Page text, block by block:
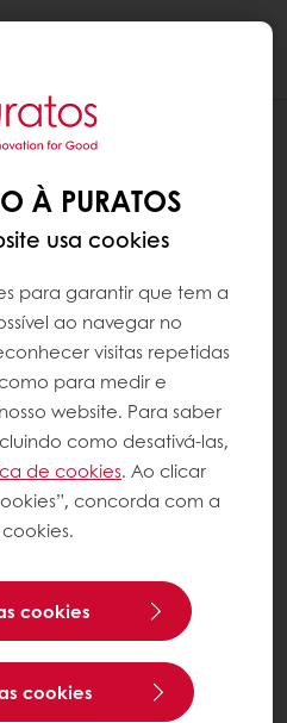
À PURATOS
usa cookies
para garantir que tem a
ao navegar no
visitas repetidas
para medir e
website. Para saber
como desativá-las,
de cookies. Ao clicar
concorda com a
cookies
cookies